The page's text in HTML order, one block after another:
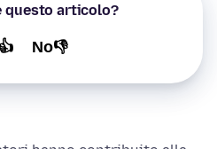
questo articolo?
No👎